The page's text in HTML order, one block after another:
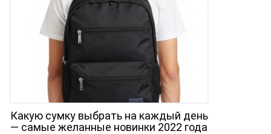
Какую сумку выбрать на каждый день
— самые желанные новинки 2022 года